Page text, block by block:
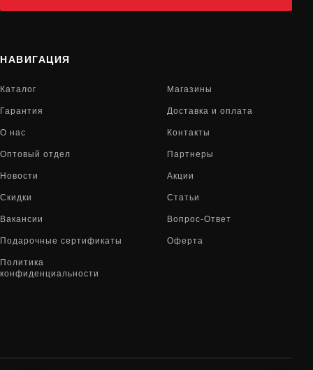
НАВИГАЦИЯ
Каталог Магазины
Гарантия Доставка и оплата
О нас Контакты
Оптовый отдел Партнеры
Новости Акции
Скидки Статьи
Вакансии Вопрос-Ответ
Подарочные сертификаты Оферта
Политика
конфиденциальности